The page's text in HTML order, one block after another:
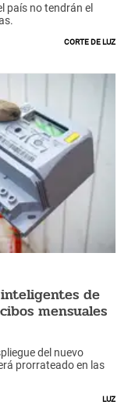
país no tendrán el
Corte de luz
de
mensuales
del nuevo
prorrateado en las
luz